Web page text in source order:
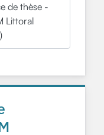
de thèse -
Littoral